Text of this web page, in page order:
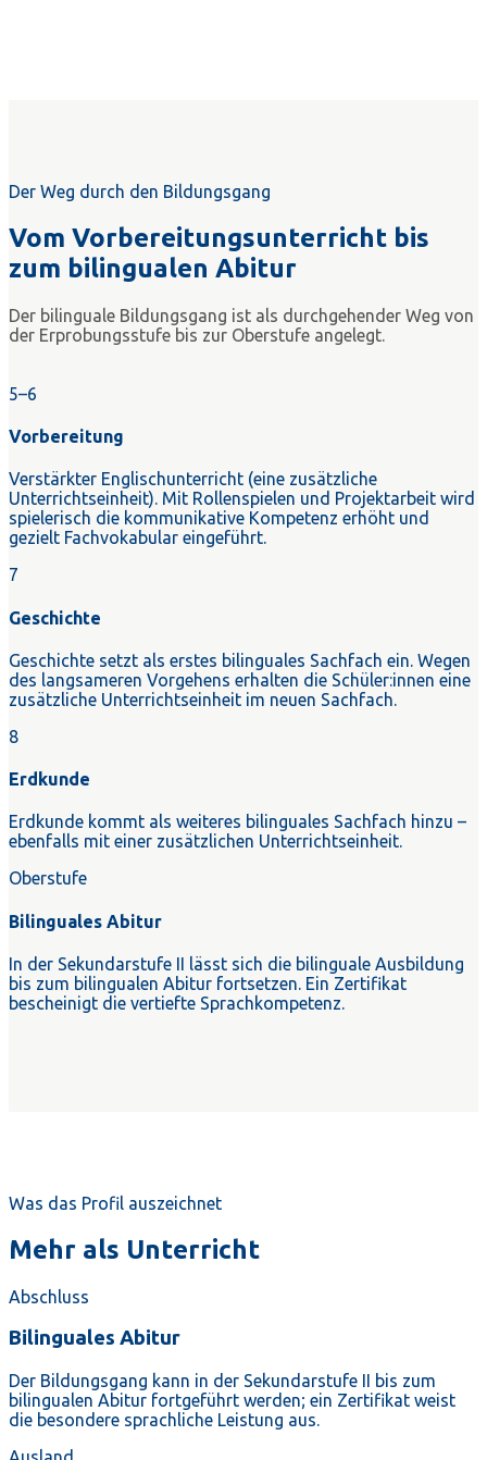
Der Weg durch den Bildungsgang
Vom Vorbereitungsunterricht bis
zum bilingualen Abitur
Der bilinguale Bildungsgang ist als durchgehender Weg von
der Erprobungsstufe bis zur Oberstufe angelegt.
5–6
Vorbereitung
Verstärkter Englischunterricht (eine zusätzliche
Unterrichtseinheit). Mit Rollenspielen und Projektarbeit wird
spielerisch die kommunikative Kompetenz erhöht und
gezielt Fachvokabular eingeführt.
7
Geschichte
Geschichte setzt als erstes bilinguales Sachfach ein. Wegen
des langsameren Vorgehens erhalten die Schüler:innen eine
zusätzliche Unterrichtseinheit im neuen Sachfach.
8
Erdkunde
Erdkunde kommt als weiteres bilinguales Sachfach hinzu –
ebenfalls mit einer zusätzlichen Unterrichtseinheit.
Oberstufe
Bilinguales Abitur
In der Sekundarstufe II lässt sich die bilinguale Ausbildung
bis zum bilingualen Abitur fortsetzen. Ein Zertifikat
bescheinigt die vertiefte Sprachkompetenz.
Was das Profil auszeichnet
Mehr als Unterricht
Abschluss
Bilinguales Abitur
Der Bildungsgang kann in der Sekundarstufe II bis zum
bilingualen Abitur fortgeführt werden; ein Zertifikat weist
die besondere sprachliche Leistung aus.